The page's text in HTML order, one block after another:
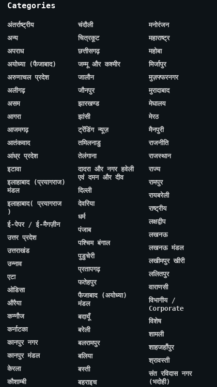
Categories
अंतर्राष्ट्रीय
अन्य
अपराध
अयोध्या (फैजाबाद)
अरुणाचल प्रदेश
अलीगढ़
असम
आगरा
आजमगढ़
आतंकवाद
आंध्र प्रदेश
इटावा
इलाहाबाद (प्रयागराज)
मंडल
इलाहाबाद( प्रयागराज
)
ई-पेपर / ई-मैगज़ीन
उत्तर प्रदेश
उत्तराखंड
उन्नाव
एटा
ओडिसा
औरैया
कन्नौज
कर्नाटका
कानपुर नगर
कानपुर मंडल
केरला
कौशाम्बी
चंदौली
चित्रकूट
छत्तीसगढ़
जम्मू और कश्मीर
जालौन
जौनपुर
झारखण्ड
झांसी
ट्रेंडिंग न्यूज़
तमिलनाडु
तेलंगाना
दादरा और नगर हवेली
एवं दमन और दीव
दिल्ली
देवरिया
धर्म
पंजाब
पश्चिम बंगाल
पुडुचेरी
प्रतापगढ़
फतेहपुर
फैजाबाद (अयोध्या)
मंडल
बदायूँ
बरेली
बलरामपुर
बलिया
बस्ती
बहराइच
मनोरंजन
महाराष्ट्र
महोबा
मिर्जापुर
मुज़फ्फरनगर
मुरादाबाद
मेघालय
मेरठ
मैनपुरी
राजनीति
राजस्थान
राज्य
रामपुर
रायबरेली
राष्ट्रीय
लक्षद्वीप
लखनऊ
लखनऊ मंडल
लखीमपुर खीरी
ललितपुर
वाराणसी
विभागीय /
Corporate
विशेष
शामली
शाहजहाँपुर
श्रावस्ती
संत रविदास नगर
(भदोही)